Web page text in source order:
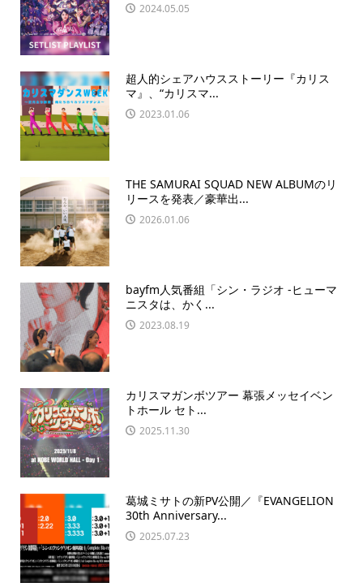
2024.05.05
超人的シェアハウスストーリー『カリス
マ』、“カリスマ...
2023.01.06
THE SAMURAI SQUAD NEW ALBUMのリ
リースを発表／豪華出...
2026.01.06
bayfm人気番組「シン・ラジオ -ヒューマ
ニスタは、かく...
2023.08.19
カリスマガンボツアー 幕張メッセイベン
トホール セト...
2025.11.30
葛城ミサトの新PV公開／『EVANGELION
30th Anniversary...
2025.07.23